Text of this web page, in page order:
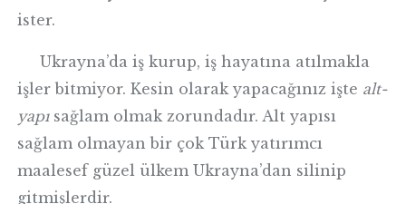
ister.
Ukrayna’da iş kurup, iş hayatına atılmakla
işler bitmiyor. Kesin olarak yapacağınız işte alt-
yapısağlam olmak zorundadır. Alt yapısı
sağlam olmayan bir çok Türk yatırımcı
maalesef güzel ülkem Ukrayna’dan silinip
gitmişlerdir.